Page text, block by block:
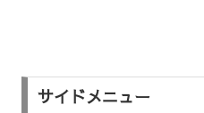
サイドメニュー